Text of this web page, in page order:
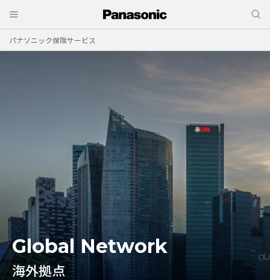
パナソニック保険サービス
Global Network
海外拠点